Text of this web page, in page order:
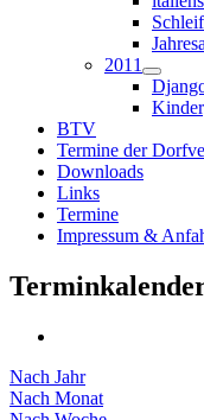
2011
BTV
Termine der
Downloads
Links
Termine
Impressum &
Nach Jahr
Nach Monat